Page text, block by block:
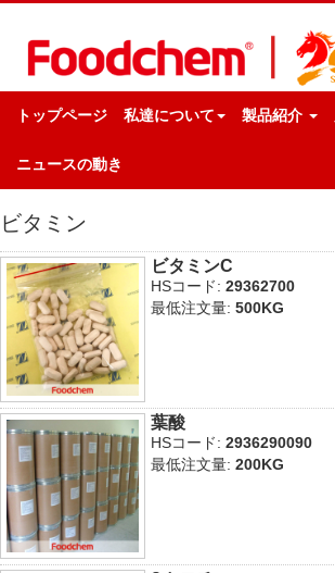
トップページ 私達について 製品紹介
ニュースの動き
ビタミン
ビタミンC
HSコード:29362700
最低注文量:500KG
葉酸
HSコード:2936290090
最低注文量:200KG